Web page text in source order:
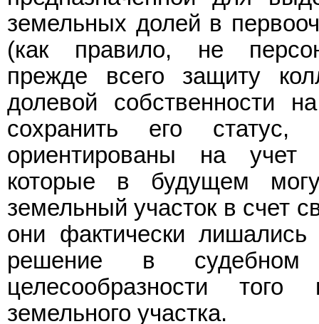
земельных долей в
(как правило, не
прежде всего защиту
долевой собственности
сохранить его
ориентированы на учет
которые в будущем
земельный участок в счет
они фактически лишались
решение в
целесообразности
земельного участка.